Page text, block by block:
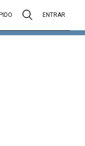
ENTRAR